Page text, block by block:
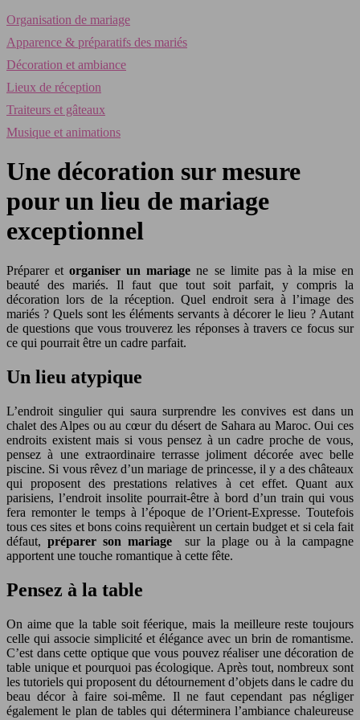
Organisation de mariage
Apparence & préparatifs des mariés
Décoration et ambiance
Lieux de réception
Traiteurs et gâteaux
Musique et animations
Une décoration sur mesure
pour un lieu de mariage
exceptionnel
Préparer etorganiser un mariage ne se limite pas à la mise en
beauté des mariés. Il faut que tout soit parfait, y compris la
décoration lors de la réception. Quel endroit sera à l’image des
mariés ? Quels sont les éléments servants à décorer le lieu ? Autant
de questions que vous trouverez les réponses à travers ce focus sur
ce qui pourrait être un cadre parfait.
Un lieu atypique
L’endroit singulier qui saura surprendre les convives est dans un
chalet des Alpes ou au cœur du désert de Sahara au Maroc. Oui ces
endroits existent mais si vous pensez à un cadre proche de vous,
pensez à une extraordinaire terrasse joliment décorée avec belle
piscine. Si vous rêvez d’un mariage de princesse, il y a des châteaux
qui proposent des prestations relatives à cet effet. Quant aux
parisiens, l’endroit insolite pourrait-être à bord d’un train qui vous
fera remonter le temps à l’époque de l’Orient-Expresse. Toutefois
tous ces sites et bons coins requièrent un certain budget et si cela fait
défaut, préparer son mariage sur la plage ou à la campagne
apportent une touche romantique à cette fête.
Pensez à la table
On aime que la table soit féerique, mais la meilleure reste toujours
celle qui associe simplicité et élégance avec un brin de romantisme.
C’est dans cette optique que vous pouvez réaliser une décoration de
table unique et pourquoi pas écologique. Après tout, nombreux sont
les tutoriels qui proposent du détournement d’objets dans le cadre du
beau décor à faire soi-même. Il ne faut cependant pas négliger
également le plan de tables qui déterminera l’ambiance chaleureuse